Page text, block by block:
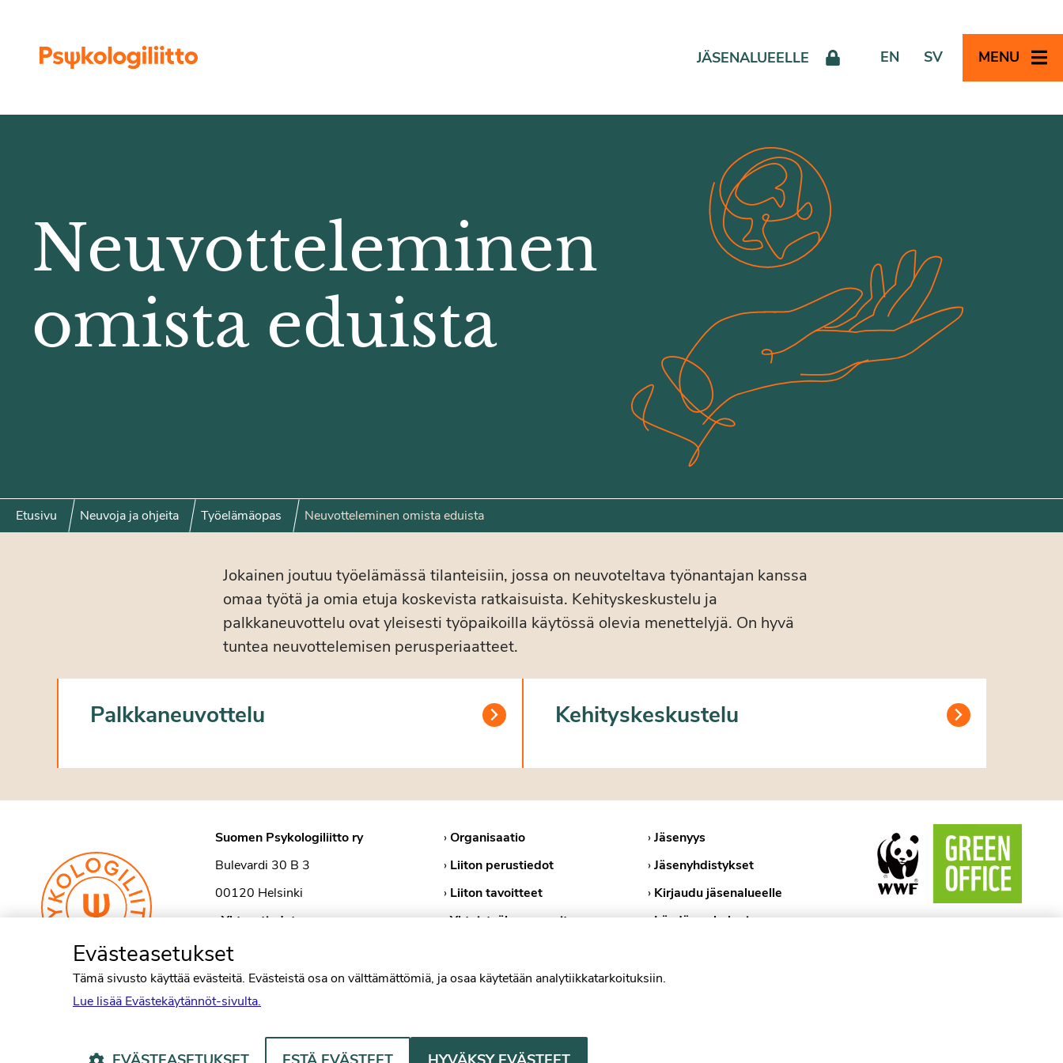
JÄSENALUEELLE EN SV MENU
Neuvotteleminen
omista eduista
Etusivu Neuvoja ja ohjeita Työelämäopas Neuvotteleminen omista eduista
Jokainen joutuu työelämässä tilanteisiin, jossa on neuvoteltava työnantajan kanssa
omaa työtä ja omia etuja koskevista ratkaisuista. Kehityskeskustelu ja
palkkaneuvottelu ovat yleisesti työpaikoilla käytössä olevia menettelyjä. On hyvä
tuntea neuvottelemisen perusperiaatteet.
Palkkaneuvottelu Kehityskeskustelu
Suomen Psykologiliitto ry
Bulevardi 30 B 3
00120 Helsinki
›Yhteystiedot
›Organisaatio
› Liiton perustiedot
› Liiton tavoitteet
›Yhteistyökumppanit
›Jäsenyys
›Jäsenyhdistykset
› Kirjaudu jäsenalueelle
›Löydä psykologi
›Evästekäytännöt
Psykologiliitto Facebookissa
Psykologiliitto Instagramissa
Psykologiliitto LinkedInissä
Evästeasetukset
Tämä sivusto käyttää evästeitä. Evästeistä osa on välttämättömiä, ja osaa käytetään analytiikkatarkoituksiin.
Lue lisää Evästekäytännöt-sivulta.